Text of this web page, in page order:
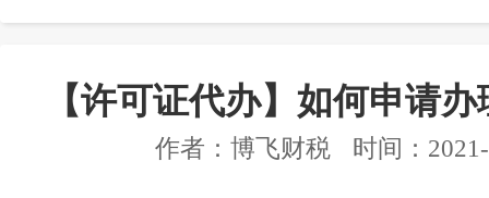
【许可证代办】如何申请
作者： 博飞财税 时间：